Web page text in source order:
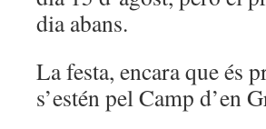
dia abans.
La festa, encara que és
s’estén pel Camp d’en